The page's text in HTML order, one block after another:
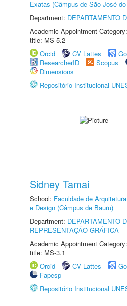
Exatas (Câmpus de São José
Department: DEPARTAMENTO
Academic Appointment
title: MS-5.2
Orcid
CV Lattes
ResearcherID
Scopus
Dimensions
Repositório Institucional
Sidney Tamai
School: Faculdade de
e Design (Câmpus de Bauru)
Department: DEPARTAMENTO
REPRESENTAÇÃO GRÁFICA
Academic Appointment
title: MS-3.1
Orcid
CV Lattes
Fapesp
Repositório Institucional